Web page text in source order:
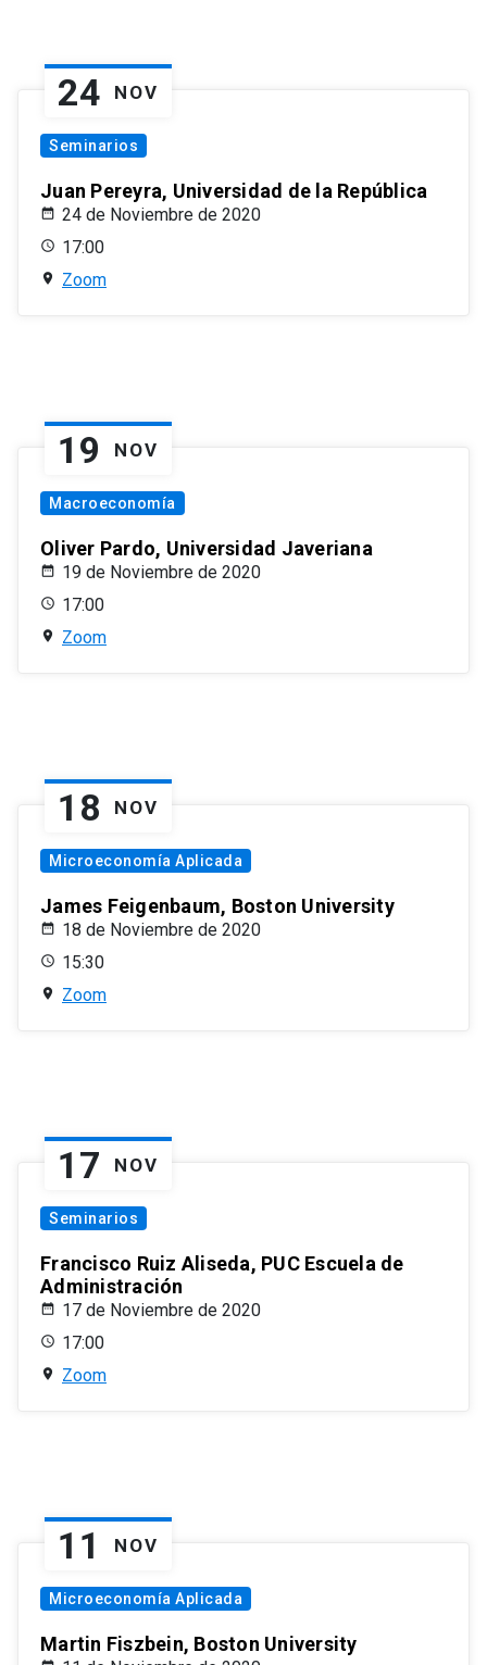
24 NOV
Seminarios
Juan Pereyra, Universidad de la República
24 de Noviembre de 2020
17:00
Zoom
19 NOV
Macroeconomía
Oliver Pardo, Universidad Javeriana
19 de Noviembre de 2020
17:00
Zoom
18 NOV
Microeconomía Aplicada
James Feigenbaum, Boston University
18 de Noviembre de 2020
15:30
Zoom
17 NOV
Seminarios
Francisco Ruiz Aliseda, PUC Escuela de
Administración
17 de Noviembre de 2020
17:00
Zoom
11 NOV
Microeconomía Aplicada
Martin Fiszbein, Boston University